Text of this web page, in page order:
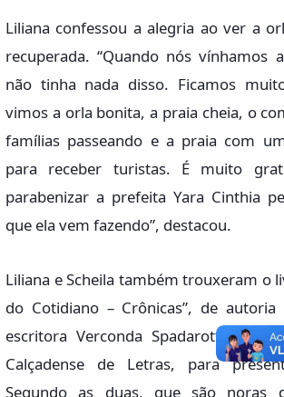
Liliana confessou a alegria ao ver a
recuperada. “Quando nós vínhamos
não tinha nada disso. Ficamos
vimos a orla bonita, a praia cheia, o
famílias passeando e a praia com
para receber turistas. É muito
parabenizar a prefeita Yara Cinthia
que ela vem fazendo”, destacou.
Liliana e Scheila também trouxeram o
do Cotidiano – Crônicas”, de
escritora Verconda Spadarott,
Calçadense de Letras, para
Segundo as duas, que são noras